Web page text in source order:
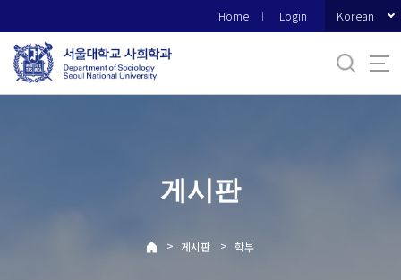
로
메
Home Login Korean
게시판
> 게시판 > 학부